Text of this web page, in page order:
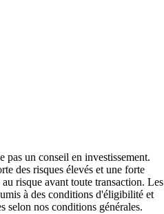
un conseil en investissement.
des risques élevés et une forte
risque avant toute transaction. Les
à des conditions d'éligibilité et
selon nos conditions générales.